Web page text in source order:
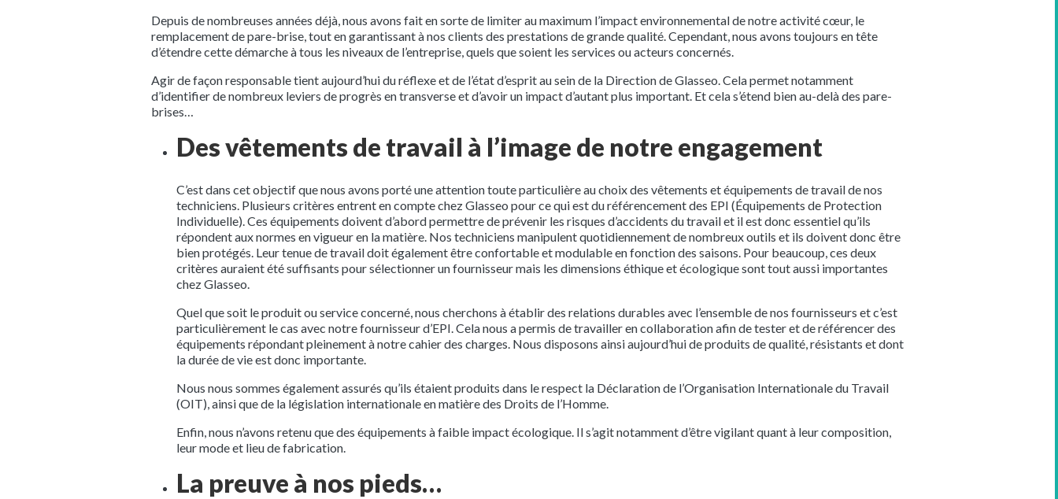
Depuis de nombreuses années déjà, nous avons fait en sorte de limiter au maximum l’impact environnemental de notre activité cœur, le
remplacement de pare-brise, tout en garantissant à nos clients des prestations de grande qualité. Cependant, nous avons toujours en tête
d’étendre cette démarche à tous les niveaux de l’entreprise, quels que soient les services ou acteurs concernés.
Agir de façon responsable tient aujourd’hui du réflexe et de l’état d’esprit au sein de la Direction de Glasseo. Cela permet notamment
d’identifier de nombreux leviers de progrès en transverse et d’avoir un impact d’autant plus important. Et cela s’étend bien au-delà des pare-
brises…
Des vêtements de travail à l’image de notre engagement
C’est dans cet objectif que nous avons porté une attention toute particulière au choix des vêtements et équipements de travail de nos
techniciens. Plusieurs critères entrent en compte chez Glasseo pour ce qui est du référencement des EPI (Équipements de Protection
Individuelle). Ces équipements doivent d’abord permettre de prévenir les risques d’accidents du travail et il est donc essentiel qu’ils
répondent aux normes en vigueur en la matière. Nos techniciens manipulent quotidiennement de nombreux outils et ils doivent donc être
bien protégés. Leur tenue de travail doit également être confortable et modulable en fonction des saisons. Pour beaucoup, ces deux
critères auraient été suffisants pour sélectionner un fournisseur mais les dimensions éthique et écologique sont tout aussi importantes
chez Glasseo.
Quel que soit le produit ou service concerné, nous cherchons à établir des relations durables avec l’ensemble de nos fournisseurs et c’est
particulièrement le cas avec notre fournisseur d’EPI. Cela nous a permis de travailler en collaboration afin de tester et de référencer des
équipements répondant pleinement à notre cahier des charges. Nous disposons ainsi aujourd’hui de produits de qualité, résistants et dont
la durée de vie est donc importante.
Nous nous sommes également assurés qu’ils étaient produits dans le respect la Déclaration de l’Organisation Internationale du Travail
(OIT), ainsi que de la législation internationale en matière des Droits de l’Homme.
Enfin, nous n’avons retenu que des équipements à faible impact écologique. Il s’agit notamment d’être vigilant quant à leur composition,
leur mode et lieu de fabrication.
La preuve à nos pieds…